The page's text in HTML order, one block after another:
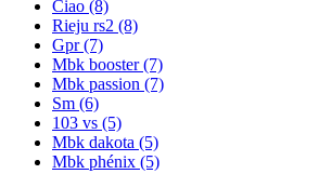
Ciao (8)
Rieju rs2 (8)
Gpr(7)
Mbk booster(7)
Mbk passion (7)
Sm (6)
103 vs (5)
Mbk dakota (5)
Mbk phénix (5)